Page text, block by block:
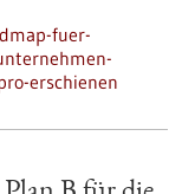
fuer-
erschienen